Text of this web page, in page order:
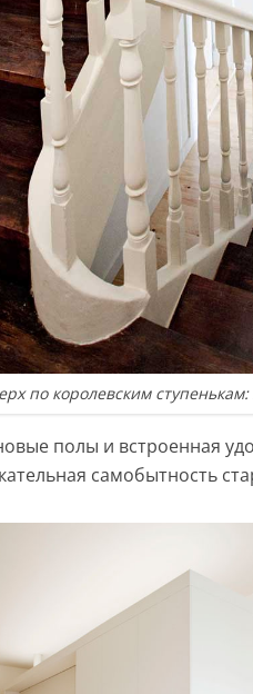
по королевским
полы и встроенная
самобытность